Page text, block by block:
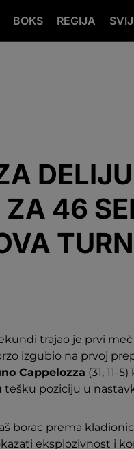
BOKS REGIJA
46
trajao je prvi meč
izgubio na prvoj
Cappelozza (31, 11-
tešku poziciju u
borac prema
eksplozivnost i